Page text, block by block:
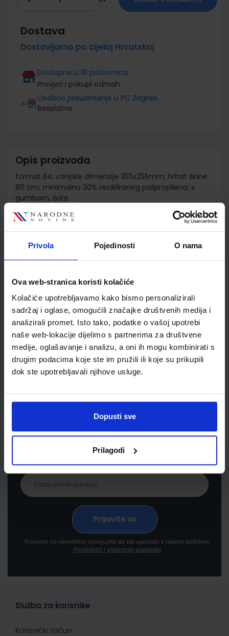
Privola Pojedinosti O nama
Ova web-stranica koristi kolačiće
Kolačiće upotrebljavamo kako bismo personalizirali
sadržaj i oglase, omogućili značajke društvenih medija i
analizirali promet. Isto tako, podatke o vašoj upotrebi
naše web-lokacije dijelimo s partnerima za društvene
medije, oglašavanje i analizu, a oni ih mogu kombinirati s
drugim podacima koje ste im pružili ili koje su prikupili
dok ste upotrebljavali njihove usluge.
Dopusti sve
Prilagodi
Dostava
Dostavljamo po cijeloj Hrvatskoj
Dostupno u 10 poslovnica
Provjeri i pokupi odmah
Osobno preuzimanje u PC Zagreb
Besplatno
Opis proizvoda
format B4; vanjske dimenzije 355x255mm; hrbat širine
80 cm; minimalno 30% recikliranog polipropilena; s
gumbom, žuta
Detalji proizvoda
Šifra proizvoda
kom
Newsletter prijava
Prijavite se kako bi primali informacije o novim
pogodnostima
Prijavom na newsletter izjavljujete da ste upoznati s našom politikom
Privatnosti i sigurnosti podataka
Služba za korisnike
Korisnički račun